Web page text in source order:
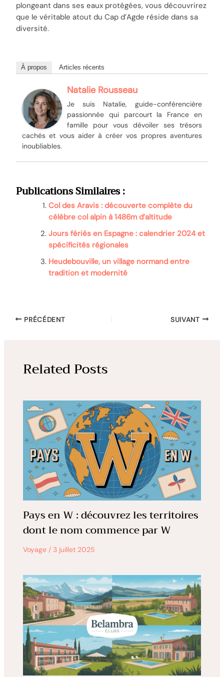
plongeant dans ses eaux protégées, vous découvrirez
que le véritable atout du Cap d’Agde réside dans sa
diversité.
À propos Articles récents
Natalie Rousseau
Je suis Natalie, guide-conférencière
passionnée qui parcourt la France en
famille pour vous dévoiler ses trésors
cachés et vous aider à créer vos propres aventures
inoubliables.
Publications Similaires :
Col des Aravis : découverte complète du
célèbre col alpin à 1486m d’altitude
Jours fériés en Espagne : calendrier 2024 et
spécificités régionales
Heudebouville, un village normand entre
tradition et modernité
PRÉCÉDENT SUIVANT
Related Posts
Pays en W : découvrez les territoires
dont le nom commence par W
Voyage/ 3 juillet 2025